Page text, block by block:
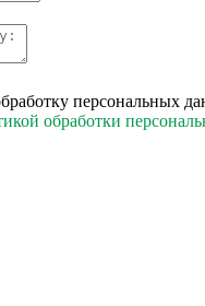
персональных
обработки